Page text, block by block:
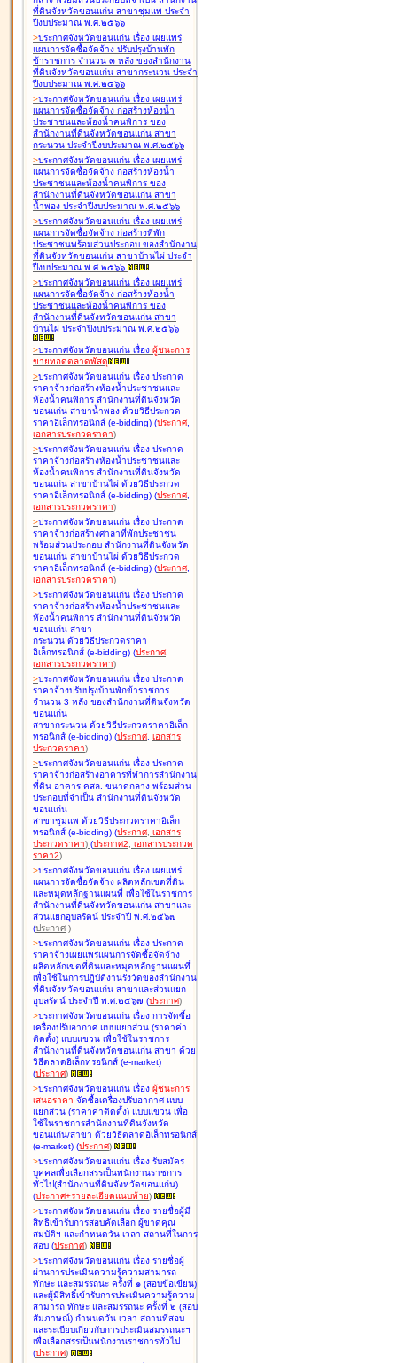
ที่ดินจังหวัดขอนแก่น สาขาชุมแพ ประจำ
ปีงบประมาณ พ.ศ.๒๕๖๖
>ประกาศจังหวัดขอนแก่น เรื่อง เผยแพร่
แผนการจัดซื้อจัดจ้าง ปรับปรุงบ้านพัก
ข้าราชการ จำนวน ๓ หลัง ของสำนักงาน
ที่ดินจังหวัดขอนแก่น สาขากระนวน ประจำ
ปีงบประมาณ พ.ศ.๒๕๖๖
>ประกาศจังหวัดขอนแก่น เรื่อง เผยแพร่
แผนการจัดซื้อจัดจ้าง ก่อสร้างห้องน้ำ
ประชาชนและห้องน้ำคนพิการ ของ
สำนักงานที่ดินจังหวัดขอนแก่น สาขา
กระนวน ประจำปีงบประมาณ พ.ศ.๒๕๖๖
>ประกาศจังหวัดขอนแก่น เรื่อง เผยแพร่
แผนการจัดซื้อจัดจ้าง ก่อสร้างห้องน้ำ
ประชาชนและห้องน้ำคนพิการ ของ
สำนักงานที่ดินจังหวัดขอนแก่น สาขา
น้ำพอง ประจำปีงบประมาณ พ.ศ.๒๕๖๖
>ประกาศจังหวัดขอนแก่น เรื่อง เผยแพร่
แผนการจัดซื้อจัดจ้าง ก่อสร้างที่พัก
ประชาชนพร้อมส่วนประกอบ ของสำนักงาน
ที่ดินจังหวัดขอนแก่น สาขาบ้านไผ่ ประจำ
ปีงบประมาณ พ.ศ.๒๕๖๖
>ประกาศจังหวัดขอนแก่น เรื่อง เผยแพร่
แผนการจัดซื้อจัดจ้าง ก่อสร้างห้องน้ำ
ประชาชนและห้องน้ำคนพิการ ของ
สำนักงานที่ดินจังหวัดขอนแก่น สาขา
บ้านไผ่ ประจำปีงบประมาณ พ.ศ.๒๕๖๖
>ประกาศจังหวัดขอนแก่น เรื่อง ผู้ชนะการ
ขายทอดตลาดพัสดุ
>ประกาศจังหวัดขอนแก่น เรื่อง ประกวด
ราคาจ้างก่อสร้างห้องน้ำประชาชนและ
ห้องน้ำคนพิการ สำนักงานที่ดินจังหวัด
ขอนแก่น สาขาน้ำพอง ด้วยวิธีประกวด
ราคาอิเล็กทรอนิกส์ (e-bidding) (ประกาศ,
เอกสารประกวดราคา)
>ประกาศจังหวัดขอนแก่น เรื่อง ประกวด
ราคาจ้างก่อสร้างห้องน้ำประชาชนและ
ห้องน้ำคนพิการ สำนักงานที่ดินจังหวัด
ขอนแก่น สาขาบ้านไผ่ ด้วยวิธีประกวด
ราคาอิเล็กทรอนิกส์ (e-bidding) (ประกาศ,
เอกสารประกวดราคา)
>ประกาศจังหวัดขอนแก่น เรื่อง ประกวด
ราคาจ้างก่อสร้างศาลาที่พักประชาชน
พร้อมส่วนประกอบ สำนักงานที่ดินจังหวัด
ขอนแก่น สาขาบ้านไผ่ ด้วยวิธีประกวด
ราคาอิเล็กทรอนิกส์ (e-bidding) (ประกาศ,
เอกสารประกวดราคา)
>ประกาศจังหวัดขอนแก่น เรื่อง ประกวด
ราคาจ้างก่อสร้างห้องน้ำประชาชนและ
ห้องน้ำคนพิการ สำนักงานที่ดินจังหวัด
ขอนแก่น สาขา
กระนวน ด้วยวิธีประกวดราคา
อิเล็กทรอนิกส์ (e-bidding) (ประกาศ,
เอกสารประกวดราคา)
>ประกาศจังหวัดขอนแก่น เรื่อง ประกวด
ราคาจ้างปรับปรุงบ้านพักข้าราชการ
จำนวน 3 หลัง ของสำนักงานที่ดินจังหวัด
ขอนแก่น
สาขากระนวน ด้วยวิธีประกวดราคาอิเล็ก
ทรอนิกส์ (e-bidding) (ประกาศ, เอกสาร
ประกวดราคา)
>ประกาศจังหวัดขอนแก่น เรื่อง ประกวด
ราคาจ้างก่อสร้างอาคารที่ทำการสำนักงาน
ที่ดิน อาคาร คสล. ขนาดกลาง พร้อมส่วน
ประกอบที่จำเป็น สำนักงานที่ดินจังหวัด
ขอนแก่น
สาขาชุมแพ ด้วยวิธีประกวดราคาอิเล็ก
ทรอนิกส์ (e-bidding) (ประกาศ, เอกสาร
ประกวดราคา) (ประกาศ2, เอกสารประกวด
ราคา2)
>ประกาศจังหวัดขอนแก่น เรื่อง เผยแพร่
แผนการจัดซื้อจัดจ้าง ผลิตหลักเขตที่ดิน
และหมุดหลักฐานแผนที่ เพื่อใช้ในราชการ
สำนักงานที่ดินจังหวัดขอนแก่น สาขาและ
ส่วนแยกอุบลรัตน์ ประจำปี พ.ศ.๒๕๖๗
(ประกาศ )
>ประกาศจังหวัดขอนแก่น เรื่อง ประกวด
ราคาจ้างเผยแพร่แผนการจัดซื้อจัดจ้าง
ผลิตหลักเขตที่ดินและหมุดหลักฐานแผนที่
เพื่อใช้ในการปฏิบัติงานรังวัดของสำนักงาน
ที่ดินจังหวัดขอนแก่น สาขาและส่วนแยก
อุบลรัตน์ ประจำปี พ.ศ.๒๕๖๗ (ประกาศ)
>ประกาศจังหวัดขอนแก่น เรื่อง การจัดซื้อ
เครื่องปรับอากาศ แบบแยกส่วน (ราคาค่า
ติดตั้ง) แบบแขวน เพื่อใช้ในราชการ
สำนักงานที่ดินจังหวัดขอนแก่น สาขา ด้วย
วิธีตลาดอิเล็กทรอนิกส์ (e-market)
(ประกาศ)
>ประกาศจังหวัดขอนแก่น เรื่อง ผู้ชนะการ
เสนอราคา จัดซื้อเครื่องปรับอากาศ แบบ
แยกส่วน (ราคาค่าติดตั้ง) แบบแขวน เพื่อ
ใช้ในราชการสำนักงานที่ดินจังหวัด
ขอนแก่น/สาขา ด้วยวิธีตลาดอิเล็กทรอนิกส์
(e-market) (ประกาศ)
>ประกาศจังหวัดขอนแก่น เรื่อง รับสมัคร
บุคคลเพื่อเลือกสรรเป็นพนักงานราชการ
ทั่วไป(สำนักงานที่ดินจังหวัดขอนแก่น)
(ประกาศ+รายละเอียดแนบท้าย)
>ประกาศจังหวัดขอนแก่น เรื่อง รายชื่อผู้มี
สิทธิเข้ารับการสอบคัดเลือก ผู้ขาดคุณ
สมบัติฯ และกำหนดวัน เวลา สถานที่ในการ
สอบ (ประกาศ)
>ประกาศจังหวัดขอนแก่น เรื่อง รายชื่อผู้
ผ่านการประเมินความรู้ความสามารถ
ทักษะ และสมรรถนะ ครั้งที่ ๑ (สอบข้อเขียน)
และผู้มีสิทธิ์เข้ารับการประเมินความรู้ความ
สามารถ ทักษะ และสมรรถนะ ครั้งที่ ๒ (สอบ
สัมภาษณ์) กำหนดวัน เวลา สถานที่สอบ
และระเบียบเกี่ยวกับการประเมินสมรรถนะฯ
เพื่อเลือกสรรเป็นพนักงานราชการทั่วไป
(ประกาศ)